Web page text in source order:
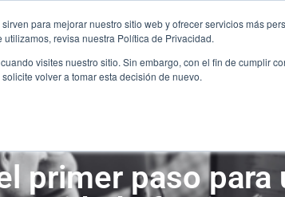
para mejorar nuestro sitio web y ofrecer servicios más
revisa nuestra Política de Privacidad.
visites nuestro sitio. Sin embargo, con el fin de cumplir
volver a tomar esta decisión de nuevo.
ÚNETE AL EQUIPO
SECTORES
ÚNETE AL EQUIPO
SECTORES
primer paso para